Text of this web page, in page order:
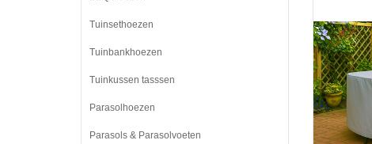
Tuinsethoezen
Tuinbankhoezen
Tuinkussen tasssen
Parasolhoezen
Parasols & Parasolvoeten